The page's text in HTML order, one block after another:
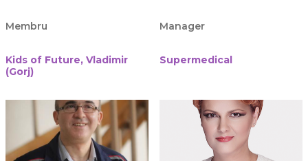
Membru
Kids of Future, Vladimir
(Gorj)
Manager
Supermedical